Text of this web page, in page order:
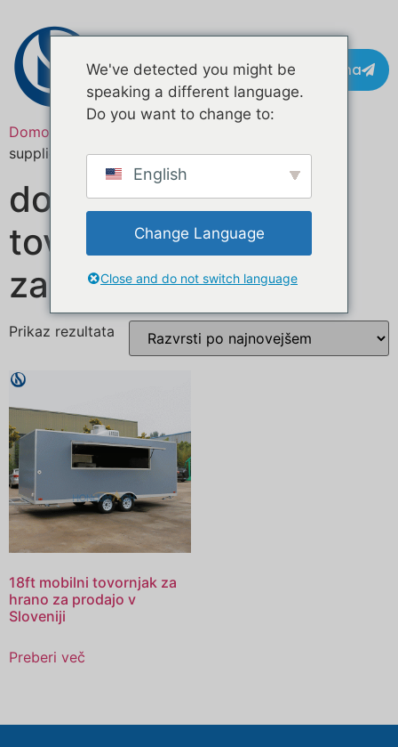
Pišite na
Domov
suppliers”
dobavitelji
tovornjakov s hrano
za burgerje
Prikaz rezultata
18ft mobilni tovornjak za
hrano za prodajo v
Sloveniji
Preberi več
We've detected you might be
speaking a different language.
Do you want to change to:
English
Change Language
Close and do not switch language